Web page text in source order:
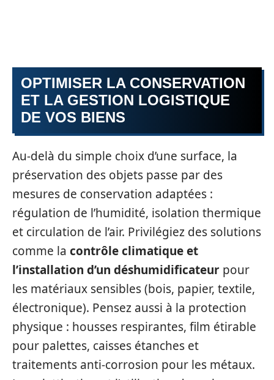
OPTIMISER LA CONSERVATION
ET LA GESTION LOGISTIQUE
DE VOS BIENS
Au-delà du simple choix d’une surface, la
préservation des objets passe par des
mesures de conservation adaptées :
régulation de l’humidité, isolation thermique
et circulation de l’air. Privilégiez des solutions
comme la contrôle climatique et
l’installation d’un déshumidificateur pour
les matériaux sensibles (bois, papier, textile,
électronique). Pensez aussi à la protection
physique : housses respirantes, film étirable
pour palettes, caisses étanches et
traitements anti-corrosion pour les métaux.